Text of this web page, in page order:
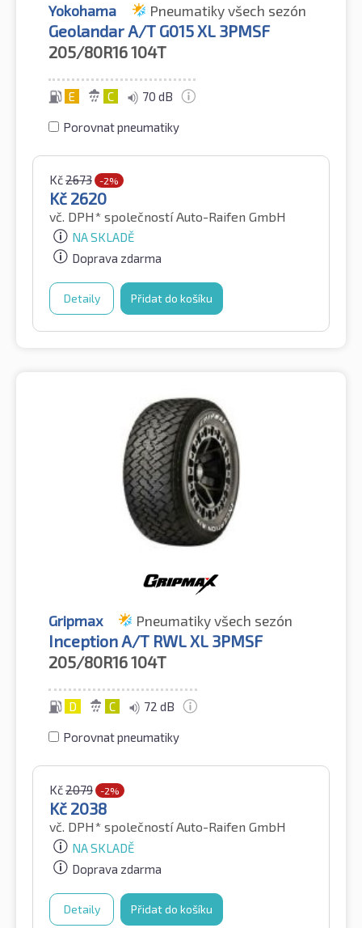
Yokohama Pneumatiky všech sezón
Geolandar A/T G015 XL 3PMSF
205/80R16104T
E C 70 dB
Porovnat pneumatiky
Kč2673 -2%
Kč 2620
vč. DPH* společností Auto-Raifen GmbH
NA SKLADĚ
Doprava zdarma
Detaily Přidat do košíku
Gripmax Pneumatiky všech sezón
Inception A/T RWL XL 3PMSF
205/80R16104T
D C 72 dB
Porovnat pneumatiky
Kč2079 -2%
Kč 2038
vč. DPH* společností Auto-Raifen GmbH
NA SKLADĚ
Doprava zdarma
Detaily Přidat do košíku